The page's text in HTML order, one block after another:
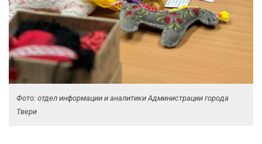
Фото: отдел информации и аналитики Администрации города
Твери